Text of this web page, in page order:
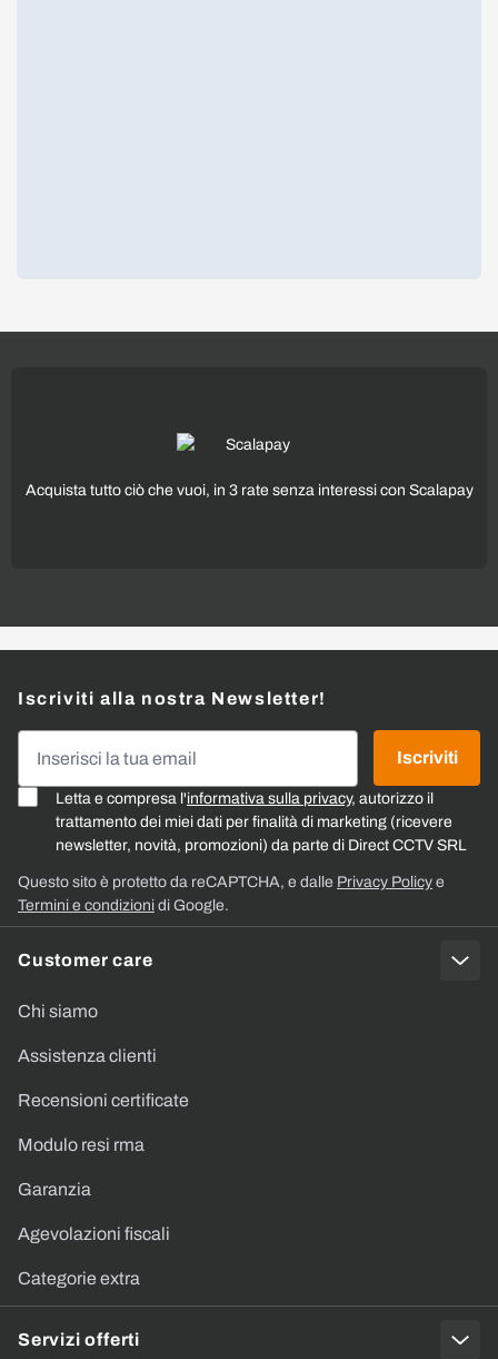
Acquista tutto ciò che vuoi, in 3 rate senza interessi con Scalapay
Customer care
Chi siamo
Assistenza clienti
Recensioni certificate
Modulo resi rma
Garanzia
Agevolazioni fiscali
Categorie extra
Servizi offerti
Iscriviti alla nostra Newsletter!
Letta e compresa l'informativa sulla privacy, autorizzo il
trattamento dei miei dati per finalità di marketing (ricevere
newsletter, novità, promozioni) da parte di Direct CCTV SRL
Iscriviti
Questo sito è protetto da reCAPTCHA, e dalle Privacy Policy e
Termini e condizioni di Google.